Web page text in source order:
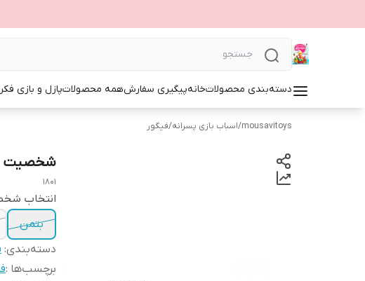
دسته‌بندی محصولاتخانهپیگیری سفارشهمه محصولاتپازل و بازی
mousavitoys
/اسباب بازی پسرانه/فیگور
شخصیت
1801
انتخاب
بتمن
دسته‌بندی:
برچسب‌ها :